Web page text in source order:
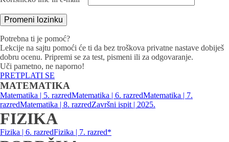
Promeni lozinku
Potrebna ti je pomoć?
Lekcije na sajtu pomoći će ti da bez troškova privatne nastave dobiješ
dobru ocenu. Pripremi se za test, pismeni ili za odgovaranje.
Uči pametno, ne naporno!
PRETPLATI SE
MATEMATIKA
Matematika | 5. razredMatematika | 6. razredMatematika | 7.
razredMatematika | 8. razredZavršni ispit | 2025.
FIZIKA
Fizika | 6. razredFizika | 7. razred*